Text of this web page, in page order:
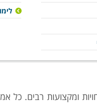
ומקצועות רבים. כל